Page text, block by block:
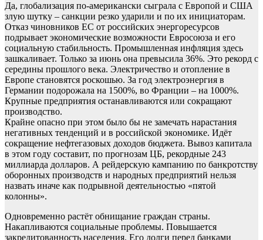
Да, глобализация по-американски сыграла с Европой и США
злую шутку – санкции резко ударили и по их инициаторам.
Отказ чиновников ЕС от российских энергоресурсов
подрывает экономические возможности Евросоюза и его
социальную стабильность. Промышленная инфляция здесь
зашкаливает. Только за июнь она превысила 36%. Это рекорд с
середины прошлого века. Электричество и отопление в
Европе становятся роскошью. За год электроэнергия в
Германии подорожала на 1500%, во Франции – на 1000%.
Крупные предприятия останавливаются или сокращают
производство.
Крайне опасно при этом было бы не замечать нарастания
негативных тенденций и в российской экономике. Идёт
сокращение нефтегазовых доходов бюджета. Вывоз капитала
в этом году составит, по прогнозам ЦБ, рекордные 243
миллиарда долларов. А рейдерскую кампанию по банкротству
оборонных производств и народных предприятий нельзя
назвать иначе как подрывной деятельностью «пятой
колонны».
Одновременно растёт обнищание граждан страны.
Накапливаются социальные проблемы. Повышается
закредитованность населения. Его долги перед банками